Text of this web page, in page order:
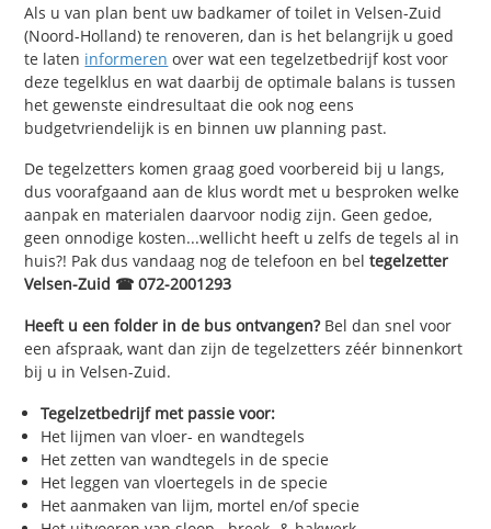
Als u van plan bent uw badkamer of toilet in Velsen-Zuid
(Noord-Holland) te renoveren, dan is het belangrijk u goed
te laten informeren over wat een tegelzetbedrijf kost voor
deze tegelklus en wat daarbij de optimale balans is tussen
het gewenste eindresultaat die ook nog eens
budgetvriendelijk is en binnen uw planning past.
De tegelzetters komen graag goed voorbereid bij u langs,
dus voorafgaand aan de klus wordt met u besproken welke
aanpak en materialen daarvoor nodig zijn. Geen gedoe,
geen onnodige kosten...wellicht heeft u zelfs de tegels al in
huis?! Pak dus vandaag nog de telefoon en beltegelzetter
Velsen-Zuid ☎ 072-2001293
Heeft u een folder in de bus ontvangen?Bel dan snel voor
een afspraak, want dan zijn de tegelzetters zéér binnenkort
bij u in Velsen-Zuid.
Tegelzetbedrijf met passie voor:
Het lijmen van vloer- en wandtegels
Het zetten van wandtegels in de specie
Het leggen van vloertegels in de specie
Het aanmaken van lijm, mortel en/of specie